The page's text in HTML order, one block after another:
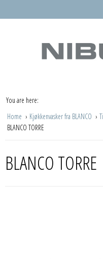
You are here:
Home
Kjøkkenvasker fra BLANCO
BLANCO TORRE
BLANCO TORRE